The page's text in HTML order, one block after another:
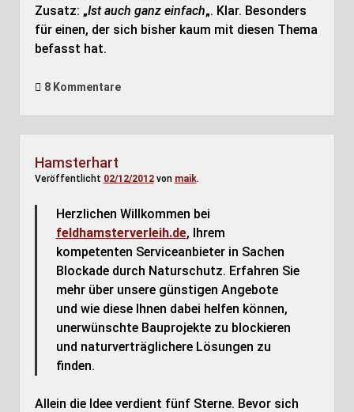
Zusatz: „Ist auch ganz einfach„. Klar. Besonders
für einen, der sich bisher kaum mit diesen Thema
befasst hat.
8 Kommentare
Hamsterhart
Veröffentlicht 02/12/2012von maik.
Herzlichen Willkommen bei
feldhamsterverleih.de, Ihrem
kompetenten Serviceanbieter in Sachen
Blockade durch Naturschutz. Erfahren Sie
mehr über unsere günstigen Angebote
und wie diese Ihnen dabei helfen können,
unerwünschte Bauprojekte zu blockieren
und naturverträglichere Lösungen zu
finden.
Allein die Idee verdient fünf Sterne. Bevor sich